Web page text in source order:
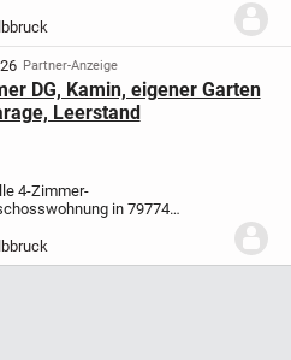
*Großzügige
mit optimaler
schöner Balkon auf
Partner-Anzeige
DG, Kamin, eigener Garten
Leerstand
4-Zimmer-
in 79774
ein behagliches Zuhause mit
für Paare, kleine Familien